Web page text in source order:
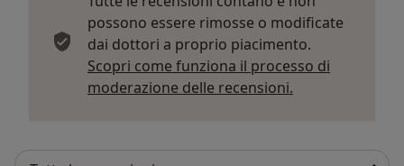
possono essere rimosse o modificate
dai dottori a proprio piacimento.
Scopri come funziona il processo di
moderazione delle recensioni.